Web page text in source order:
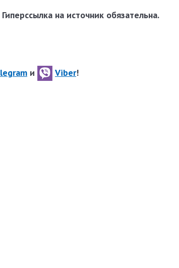
на источник обязательна.
и Viber!